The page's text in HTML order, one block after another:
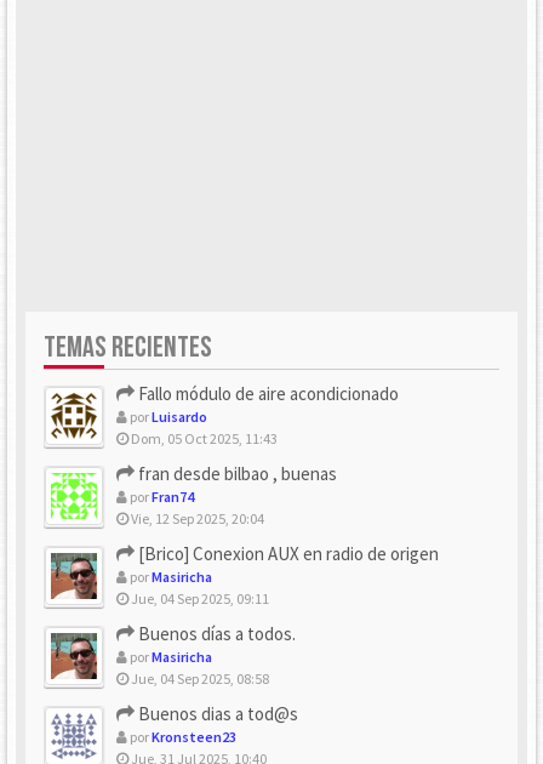
TEMAS RECIENTES
Fallo módulo de aire acondicionado
porLuisardo
Dom, 05 Oct 2025, 11:43
fran desde bilbao , buenas
porFran74
Vie, 12 Sep 2025, 20:04
[Brico] Conexion AUX en radio de origen
porMasiricha
Jue, 04 Sep 2025, 09:11
Buenos días a todos.
porMasiricha
Jue, 04 Sep 2025, 08:58
Buenos dias a tod@s
porKronsteen23
Jue, 31 Jul 2025, 10:40